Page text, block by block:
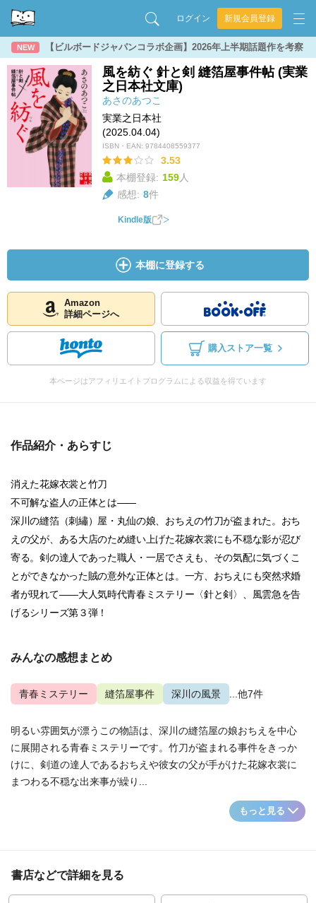
ログイン 新規会員登録
NEW 【ビルボードジャパンコラボ企画】2026年上半期話題作を考察
風を紡ぐ 針と剣 縫箔屋事件帖 (実業
之日本社文庫)
あさのあつこ
実業之日本社
(2025.04.04)
ISBN・EAN: 9784408559377
3.53
本棚登録: 159人
感想: 8件
Kindle版
本棚に登録する
Amazon
詳細ページへ
購入ストア一覧
本ページはアフィリエイトプログラムによる収益を得ています
作品紹介・あらすじ
消えた花嫁衣裳と竹刀
不可解な盗人の正体とは――
深川の縫箔（刺繡）屋・丸仙の娘、おちえの竹刀が盗まれた。おち
えの父が、ある大店のため縫い上げた花嫁衣裳にも不穏な影が忍び
寄る。剣の達人であった職人・一居でさえも、その気配に気づくこ
とができなかった賊の意外な正体とは。一方、おちえにも突然求婚
者が現れて――大人気時代青春ミステリー〈針と剣〉、風雲急を告
げるシリーズ第３弾！
みんなの感想まとめ
青春ミステリー 縫箔屋事件 深川の風景 ...他7件
明るい雰囲気が漂うこの物語は、深川の縫箔屋の娘おちえを中心
に展開される青春ミステリーです。竹刀が盗まれる事件をきっか
けに、剣道の達人であるおちえや彼女の父が手がけた花嫁衣裳に
まつわる不穏な出来事が繰り...
もっと見る
書店などで詳細を見る